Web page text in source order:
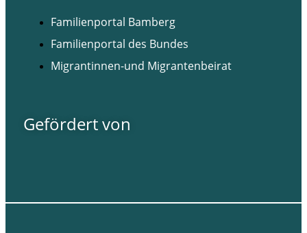
Familienportal Bamberg
Familienportal des Bundes
Migrantinnen-und Migrantenbeirat
Gefördert von